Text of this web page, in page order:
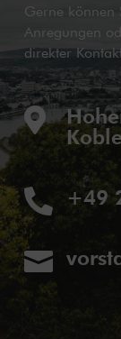
Gerne können
Anregungen
direkter

 +49
